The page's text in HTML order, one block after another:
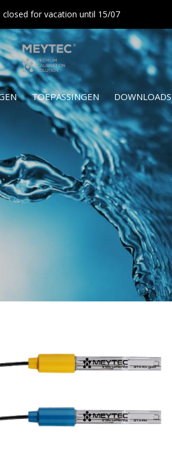
TOEPASSINGEN DOWNLOADS
closed for vacation until 15/07